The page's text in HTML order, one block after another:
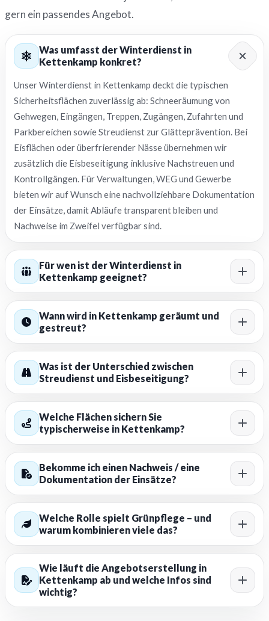
gern ein passendes Angebot.
Was umfasst der Winterdienst in
Kettenkamp konkret?
Unser Winterdienst in Kettenkamp deckt die typischen
Sicherheitsflächen zuverlässig ab: Schneeräumung von
Gehwegen, Eingängen, Treppen, Zugängen, Zufahrten und
Parkbereichen sowie Streudienst zur Glätteprävention. Bei
Eisflächen oder überfrierender Nässe übernehmen wir
zusätzlich die Eisbeseitigung inklusive Nachstreuen und
Kontrollgängen. Für Verwaltungen, WEG und Gewerbe
bieten wir auf Wunsch eine nachvollziehbare Dokumentation
der Einsätze, damit Abläufe transparent bleiben und
Nachweise im Zweifel verfügbar sind.
Für wen ist der Winterdienst in
Kettenkamp geeignet?
Wann wird in Kettenkamp geräumt und
gestreut?
Was ist der Unterschied zwischen
Streudienst und Eisbeseitigung?
Welche Flächen sichern Sie
typischerweise in Kettenkamp?
Bekomme ich einen Nachweis / eine
Dokumentation der Einsätze?
Welche Rolle spielt Grünpflege – und
warum kombinieren viele das?
Wie läuft die Angebotserstellung in
Kettenkamp ab und welche Infos sind
wichtig?